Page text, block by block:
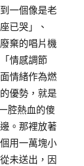
一個像是老
已哭」、
棄的唱片機
情感調節
情緒作為燃
優勢，就是
腔熱血的傻
。那裡放著
用一萬塊小
未送出，因